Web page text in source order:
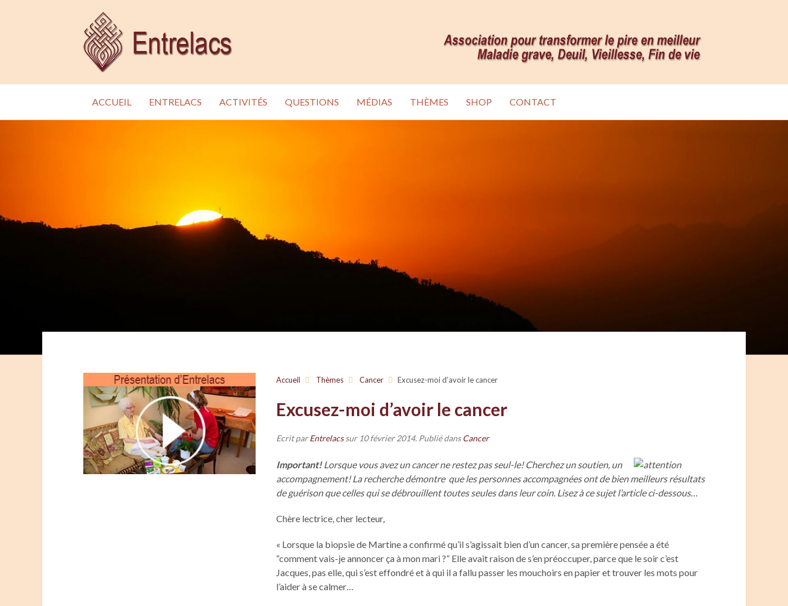
ACCUEIL ENTRELACS ACTIVITÉS QUESTIONS MÉDIAS THÈMES SHOP CONTACT
Accueil Thèmes Cancer Excusez-moi d’avoir le cancer
Excusez-moi d’avoir le cancer
Ecrit parEntrelacssur 10 février 2014. Publié dansCancer
Important!Lorsque vous avez un cancer ne restez pas seul-le! Cherchez un soutien, un
accompagnement! La recherche démontre que les personnes accompagnées ont de bien meilleurs résultats
de guérison que celles qui se débrouillent toutes seules dans leur coin. Lisez à ce sujet l’article ci-dessous…
Chère lectrice, cher lecteur,
« Lorsque la biopsie de Martine a confirmé qu’il s’agissait bien d’un cancer, sa première pensée a été
“comment vais-je annoncer ça à mon mari ?” Elle avait raison de s’en préoccuper, parce que le soir c’est
Jacques, pas elle, qui s’est effondré et à qui il a fallu passer les mouchoirs en papier et trouver les mots pour
l’aider à se calmer…